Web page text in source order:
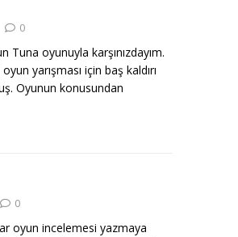
0
oyunuyla karşınızdayım.
yarışması için baş kaldırı
Oyunun konusundan
0
oyun incelemesi yazmaya